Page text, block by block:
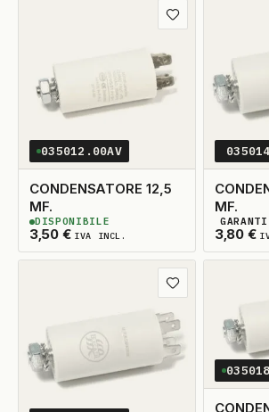
Aggiungi ai preferiti
035012.00AV
CONDENSATORE 12,5
MF.
3,50 € IVA INCL.
2DISPONIBILI
DISPONIBILE
MF.
3,80 €
2
Aggiungi ai preferiti